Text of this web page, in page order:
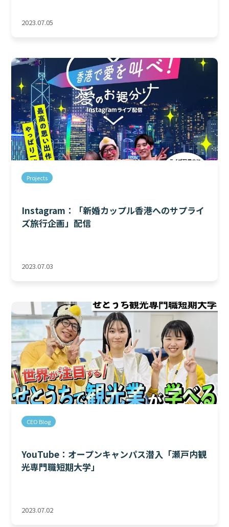
2023.07.05
Projects
Instagram：「新婚カップル香港へのサプライ
ズ旅行企画」配信
2023.07.03
CEO Blog
YouTube：オープンキャンパス潜入「瀬戸内観
光専門職短期大学」
2023.07.02